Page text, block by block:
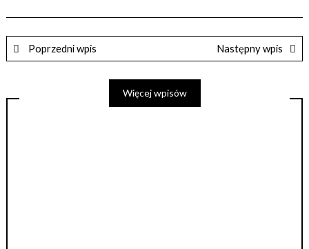
Poprzedni wpis Następny wpis
Więcej wpisów